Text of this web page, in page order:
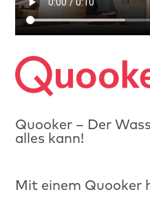
Quooker – Der
alles kann!
Mit einem Quook­er